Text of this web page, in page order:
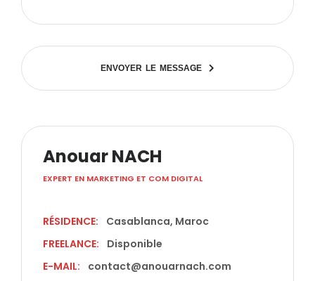
ENVOYER LE M ESSAGE
Anouar NACH
EXPERT EN MARKETING ET COM DIGITAL
RÉSIDENCE:
Casablanca, Maroc
FREELANCE:
Disponible
E-MAIL:
contact@anouarnach.com